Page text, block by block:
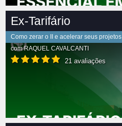
Ex-Tarifário
Como zerar o II e acelerar seus projetos
comRAQUEL CAVALCANTI
21 avaliações